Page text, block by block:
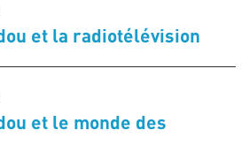
et la radiotélévision
et le monde des